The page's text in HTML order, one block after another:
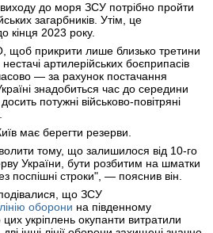
до моря ЗСУ потрібно пройти
загарбників. Утім, це
кінця 2023 року.
щоб прикрити лише близько третини
артилерійських боєприпасів
— за рахунок постачання
знадобиться час до середини
потужні військово-повітряні
має берегти резерви.
тому, що залишилося від 10-го
України, бути розбитим на шматки
поспішні строки", — пояснив він.
що ЗСУ
оборони на південному
укріплень окупанти витратили